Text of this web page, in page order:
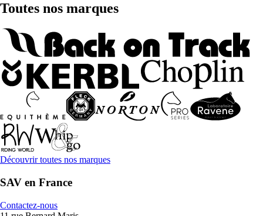
Toutes nos marques
Découvrir toutes nos marques
SAV en France
Contactez-nous